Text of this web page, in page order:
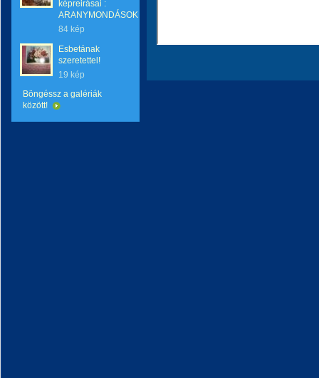
képreirásai :
ARANYMONDÁSOK
84 kép
Esbetának
szeretettel!
19 kép
Böngéssz a galériák
között!